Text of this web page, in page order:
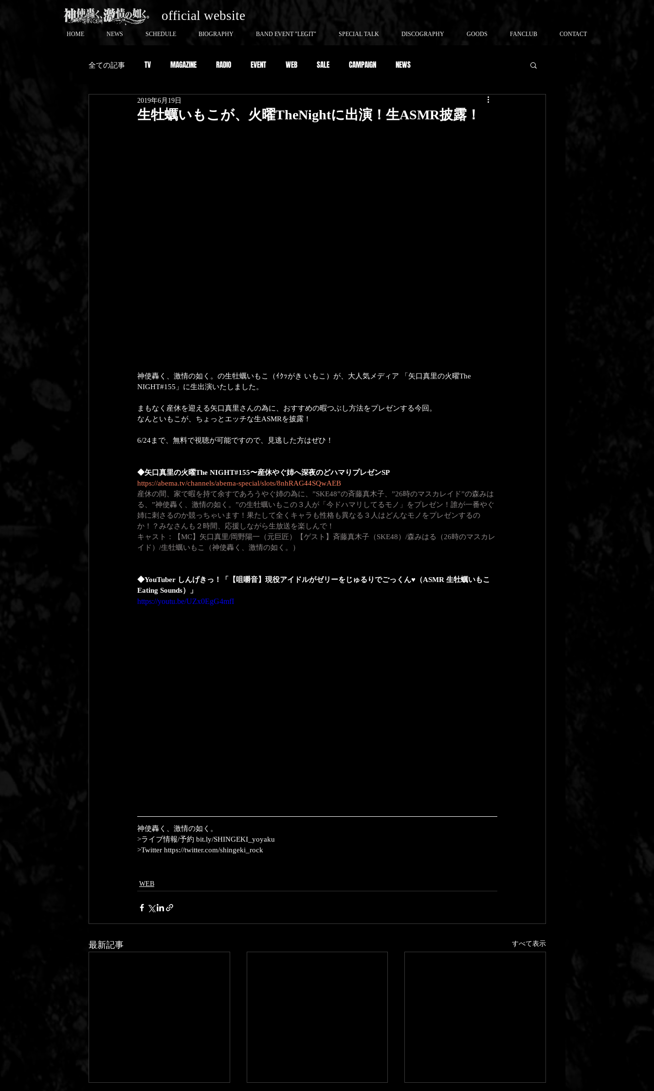
official website
HOME NEWS SCHEDULE BIOGRAPHY BAND EVENT "LEGIT" SPECIAL TALK DISCOGRAPHY GOODS FANCLUB CONTACT
全ての記事 TV MAGAZINE RADIO EVENT WEB SALE CAMPAIGN NEWS
生牡蠣いもこが、火曜TheNightに出演！生ASMR披露！
2019年6月19日
神使轟く、激情の如く。の生牡蠣いもこ（ｲｸｯがき いもこ）が、大人気メディア 「矢口真里の火曜The
NIGHT#155」に生出演いたしました。
まもなく産休を迎える矢口真里さんの為に、おすすめの暇つぶし方法をプレゼンする今回。
なんといもこが、ちょっとエッチな生ASMRを披露！
6/24まで、無料で視聴が可能ですので、見逃した方はぜひ！
◆矢口真里の火曜The NIGHT#155〜産休やぐ姉へ深夜のどハマりプレゼンSP
https://abema.tv/channels/abema-special/slots/8nhRAG44SQwAEB
産休の間、家で暇を持て余すであろうやぐ姉の為に、”SKE48”の斉藤真木子、”26時のマスカレイド”の森みは
る、”神使轟く、激情の如く。”の生牡蠣いもこの３人が「今ドハマリしてるモノ」をプレゼン！誰が一番やぐ
姉に刺さるのか競っちゃいます！果たして全くキャラも性格も異なる３人はどんなモノをプレゼンするの
か！？みなさんも２時間、応援しながら生放送を楽しんで！
キャスト：【MC】矢口真里/岡野陽一（元巨匠）【ゲスト】斉藤真木子（SKE48）/森みはる（26時のマスカレ
イド）/生牡蠣いもこ（神使轟く、激情の如く。）
◆YouTuber しんげきっ！「【咀嚼音】現役アイドルがゼリーをじゅるりでごっくん♥（ASMR 生牡蠣いもこ
Eating Sounds）」
https://youtu.be/UZx0EgG4mfI
神使轟く、激情の如く。
>ライブ情報/予約 bit.ly/SHINGEKI_yoyaku
>Twitter https://twitter.com/shingeki_rock
WEB
最新記事 すべて表示